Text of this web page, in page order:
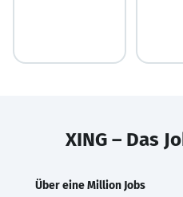
XING – Das
Über eine Million Jobs